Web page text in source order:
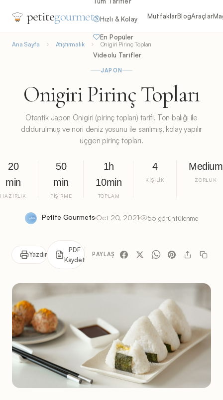
petitegourmets Hızlı & Kolay
En Popüler
Videolu Tarifler
MutfaklarBlogAraçlar
Ana Sayfa Atıştırmalık Onigiri Pirinç Topları
JAPON
Onigiri Pirinç Topları
Otantik Japon Onigiri (pirinç topları) tarifi. Ton balığı ile
doldurulmuş ve nori deniz yosunu ile sarılmış, kolay yapılır
üçgen pirinç topları.
20
min
HAZIRLIK
50
min
PIŞIRME
1h
10min
TOPLAM
4
KIŞILIK
Medium
ZORLUK
Petite Gourmets Oct 20, 2021 55 görüntülenme
Yazdır
PDF
Kaydet
PAYLAŞ